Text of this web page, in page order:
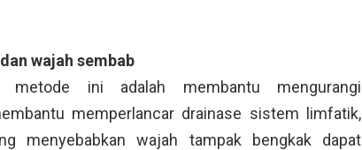
wajah sembab
ini adalah membantu mengurangi
memperlancar drainase sistem limfatik,
menyebabkan wajah tampak bengkak dapat